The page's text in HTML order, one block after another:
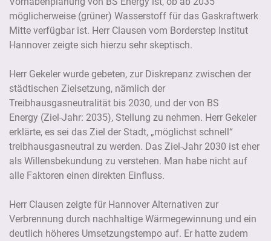
möglicherweise (grüner) Wasserstoff für das Gaskraftwerk
Mitte verfügbar ist. Herr Clausen vom Borderstep Institut
Hannover zeigte sich hierzu sehr skeptisch.
Herr Gekeler wurde gebeten, zur Diskrepanz zwischen der
städtischen Zielsetzung, nämlich der
Treibhausgasneutralität bis 2030, und der von BS
Energy (Ziel-Jahr: 2035), Stellung zu nehmen. Herr Gekeler
erklärte, es sei das Ziel der Stadt, „möglichst schnell“
treibhausgasneutral zu werden. Das Ziel-Jahr 2030 ist eher
als Willensbekundung zu verstehen. Man habe nicht auf
alle Faktoren einen direkten Einfluss.
Herr Clausen zeigte für Hannover Alternativen zur
Verbrennung durch nachhaltige Wärmegewinnung und ein
deutlich höheres Umsetzungstempo auf. Er hatte zudem